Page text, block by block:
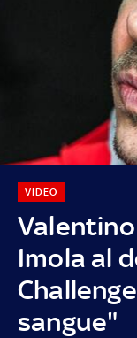
Imola al
sangue"
VIDEO